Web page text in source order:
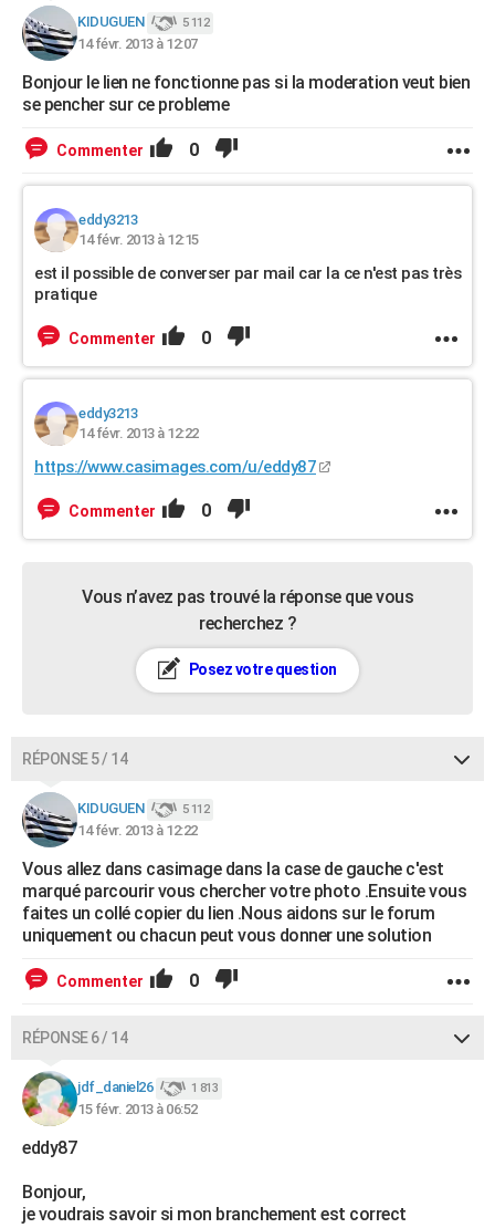
KIDUGUEN 5 112
14 févr. 2013 à 12:07
Bonjour le lien ne fonctionne pas si la moderation veut bien
se pencher sur ce probleme
Commenter 0
eddy3213
14 févr. 2013 à 12:15
est il possible de converser par mail car la ce n'est pas très
pratique
Commenter 0
eddy3213
14 févr. 2013 à 12:22
https://www.casimages.com/u/eddy87
Commenter 0
Vous n’avez pas trouvé la réponse que vous
recherchez ?
Posez votre question
RÉPONSE 5 / 14
KIDUGUEN 5 112
14 févr. 2013 à 12:22
Vous allez dans casimage dans la case de gauche c'est
marqué parcourir vous chercher votre photo .Ensuite vous
faites un collé copier du lien .Nous aidons sur le forum
uniquement ou chacun peut vous donner une solution
Commenter 0
RÉPONSE 6 / 14
jdf_daniel26 1 813
15 févr. 2013 à 06:52
eddy87
Bonjour,
je voudrais savoir si mon branchement est correct